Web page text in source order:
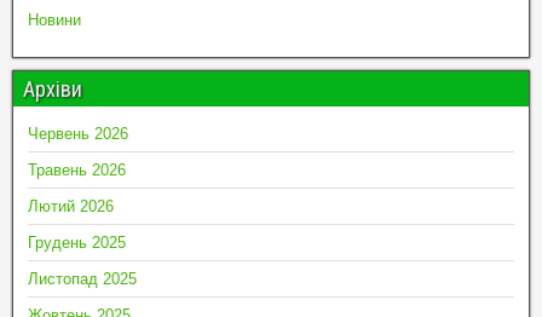
Новини
Архіви
Червень 2026
Травень 2026
Лютий 2026
Грудень 2025
Листопад 2025